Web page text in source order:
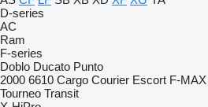
D-series
AC
Ram
F-series
Doblo Ducato Punto
2000 6610 Cargo Courier Escort F-MAX
Tourneo Transit